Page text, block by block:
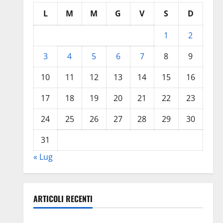
L M M G V S
D
1
2
3
4 5 6 7 8
9
10
11 12 13 14 15
16
17
18 19 20 21 22
23
24
25 26 27 28 29
30
31
« Lug
ARTICOLI RECENTI